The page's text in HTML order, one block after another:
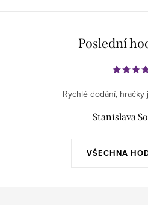
Poslední
VŠECHNA
Rychlé dodání,
Stanislava